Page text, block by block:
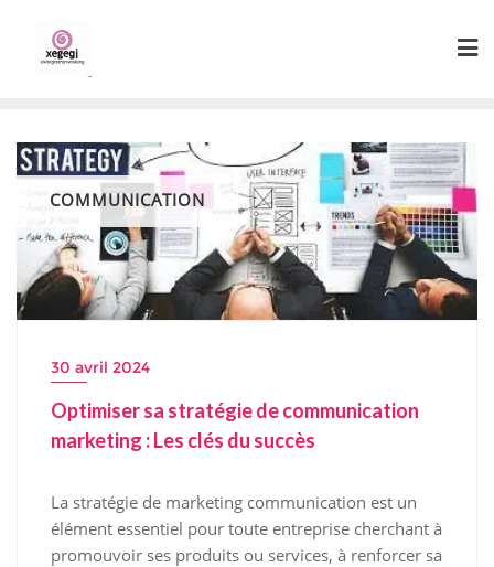
content
COMMUNICATION
30 avril 2024
Optimiser sa stratégie de communication
marketing : Les clés du succès
La stratégie de marketing communication est un
élément essentiel pour toute entreprise cherchant à
promouvoir ses produits ou services, à renforcer sa